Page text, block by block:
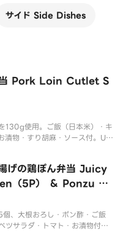
サイド Side Dishes
当 Pork Loin Cutlet S
130g使用。ご飯（日本米）・キ
漬物・すり胡麻・ソース付。Us
げの鶏ぽん弁当 Juicy
（5P） ＆ Ponzu Se
、大根おろし・ポン酢・ご飯
ツサラダ・トマト・お漬物付